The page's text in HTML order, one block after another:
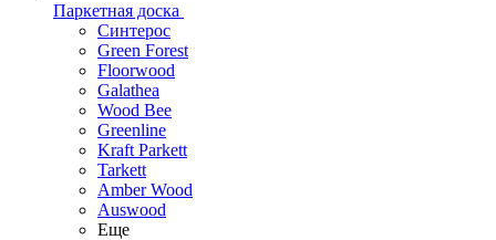
Паркетная доска
Синтерос
Green Forest
Floorwood
Galathea
Wood Bee
Greenline
Kraft Parkett
Tarkett
Amber Wood
Auswood
Еще